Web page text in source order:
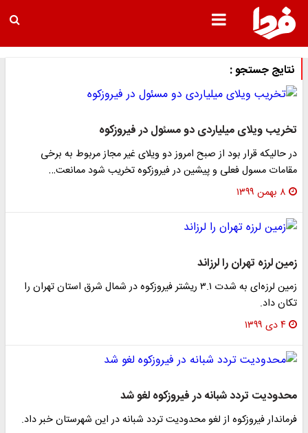
نتایج جستجو :
تخریب ویلای میلیاردی دو مسئول در فیروزکوه
در حالیکه قرار بود از صبح امروز دو ویلای غیر مجاز مربوط به برخی
مقامات مسول فعلی و پیشین در فیروزکوه تخریب شود ممانعت…
۸ بهمن ۱۳۹۹
زمین لرزه تهران را لرزاند
زمین لرزه‌ای به شدت ۳.۱ ریشتر فیروزکوه در شمال شرق استان تهران را
تکان داد.
۴ دی ۱۳۹۹
محدودیت تردد شبانه در فیروزکوه لغو شد
فرماندار فیروزکوه از لغو محدودیت تردد شبانه در این شهرستان خبر داد.